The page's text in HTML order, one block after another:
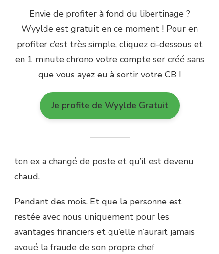
Envie de profiter à fond du libertinage ?
Wyylde est gratuit en ce moment ! Pour en
profiter c’est très simple, cliquez ci-dessous et
en 1 minute chrono votre compte ser créé sans
que vous ayez eu à sortir votre CB !
Je profite de Wyylde Gratuit
————–
ton ex a changé de poste et qu’il est devenu
chaud.
Pendant des mois. Et que la personne est
restée avec nous uniquement pour les
avantages financiers et qu’elle n’aurait jamais
avoué la fraude de son propre chef